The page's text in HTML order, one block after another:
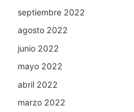
septiembre 2022
agosto 2022
junio 2022
mayo 2022
abril 2022
marzo 2022